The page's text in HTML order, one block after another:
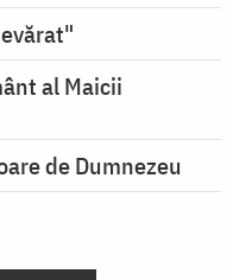
al Maicii
de Dumnezeu